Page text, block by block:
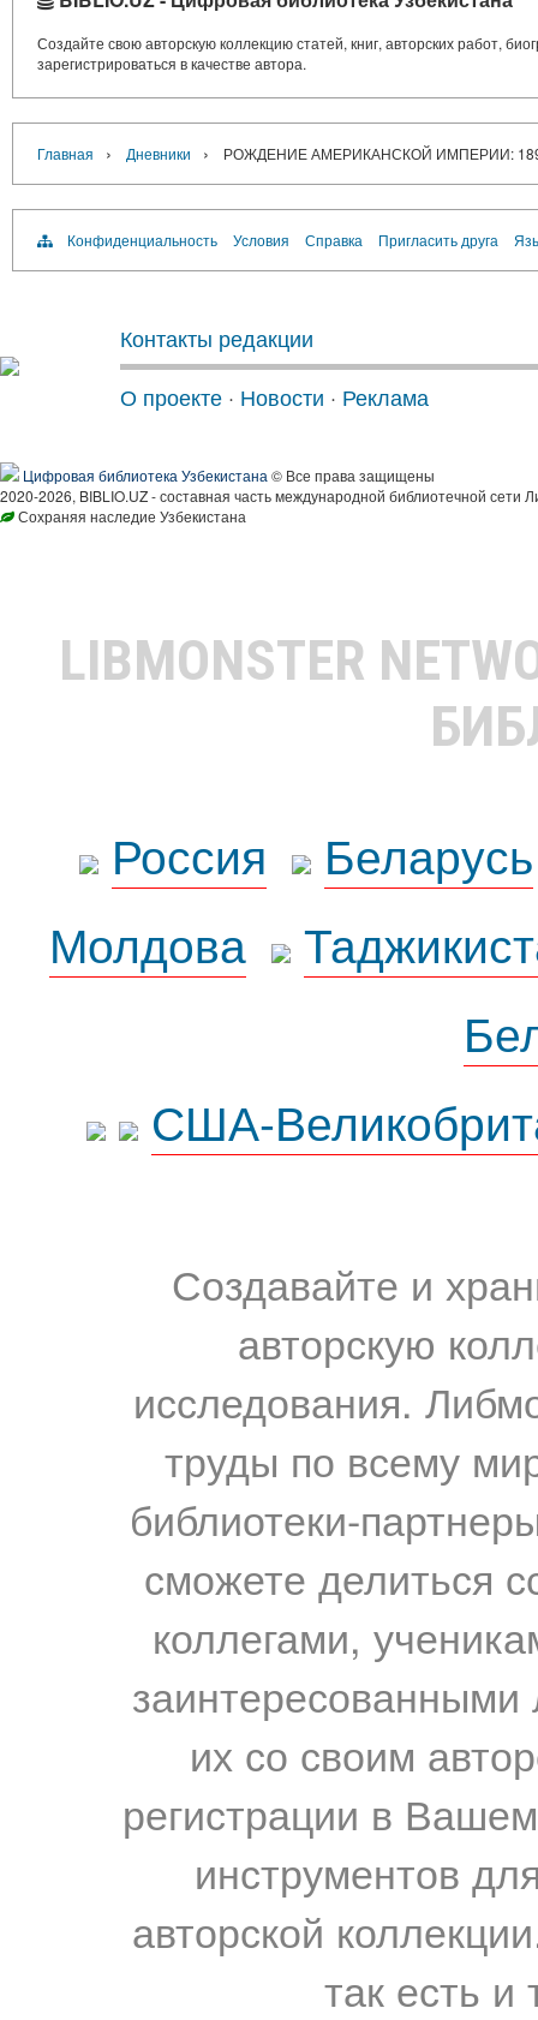
Создайте свою авторскую коллекцию статей, книг, авторских работ,
зарегистрироваться в качестве автора.
Главная › Дневники › РОЖДЕНИЕ АМЕРИКАНСКОЙ ИМПЕРИИ:
Конфиденциальность Условия Справка Пригласить друга
Контакты редакции
О проекте · Новости · Реклама
Цифровая библиотека Узбекистана © Все права защищены
2020-2026, BIBLIO.UZ - составная часть международной библиотечной сети
Сохраняя наследие Узбекистана
LIBMONSTER
Россия
Беларусь
Молдова
США-
Создавайте и
авторскую
исследования.
труды по всему
библиотеки-
сможете делиться
коллегами,
их со своим
регистрации в
инструментов
авторской
так есть и